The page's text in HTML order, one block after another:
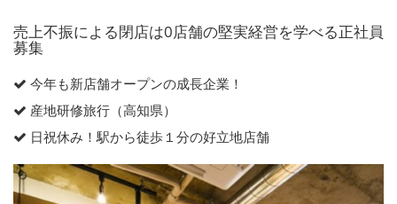
売上不振による閉店は0店舗の堅実経営を学べる正社員
募集
今年も新店舗オープンの成長企業！
産地研修旅行（高知県）
日祝休み！駅から徒歩１分の好立地店舗